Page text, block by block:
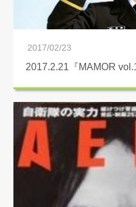
2017/02/23
2017.2.21『MAMOR